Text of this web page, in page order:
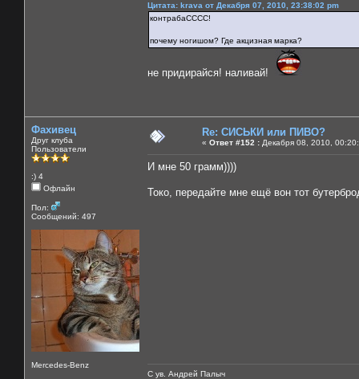
Цитата: krava от Декабря 07, 2010, 23:38:02 pm
контрабаСССС!
почему ногишом? Где акцизная марка?
не придирайся! наливай!
Фахивец
Друг клуба
Пользователи
:) 4
Офлайн
Пол:
Сообщений: 497
Mercedes-Benz
Re: СИСЬКИ или ПИВО?
« Ответ #152 : Декабря 08, 2010,
И мне 50 грамм))))
Токо, передайте мне ещё вон тот
С ув. Андрей Палыч